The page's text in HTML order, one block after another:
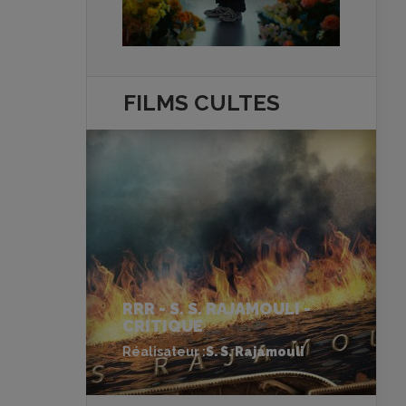
FILMS CULTES
RRR - S. S. RAJAMOULI -
CRITIQUE
Réalisateur :S. S. Rajamouli